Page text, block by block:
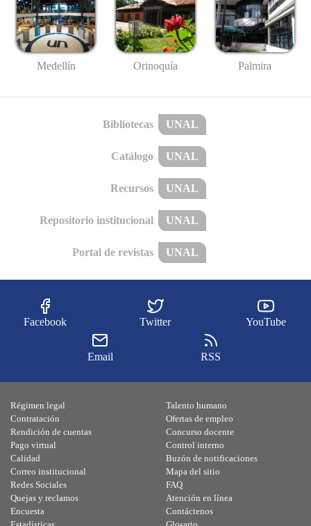
Medellín Orinoquía Palmira
Bibliotecas UNAL
Catálogo UNAL
Recursos UNAL
Repositorio institucional UNAL
Portal de revistas UNAL
Facebook Twitter YouTube
Email RSS
Régimen legal
Contratación
Rendición de cuentas
Pago virtual
Calidad
Talento humano
Ofertas de empleo
Concurso docente
Control interno
Buzón de notificaciones
Correo institucional
Redes Sociales
Quejas y reclamos
Encuesta
Mapa del sitio
FAQ
Atención en línea
Contáctenos